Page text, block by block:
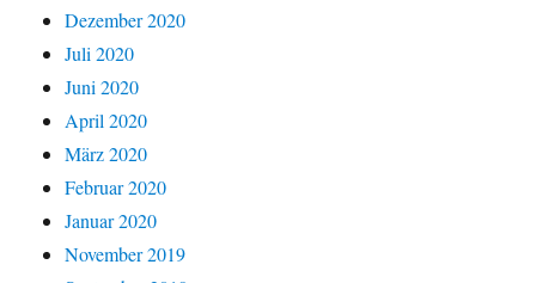
Dezember 2020
Juli 2020
Juni 2020
April 2020
März 2020
Februar 2020
Januar 2020
November 2019